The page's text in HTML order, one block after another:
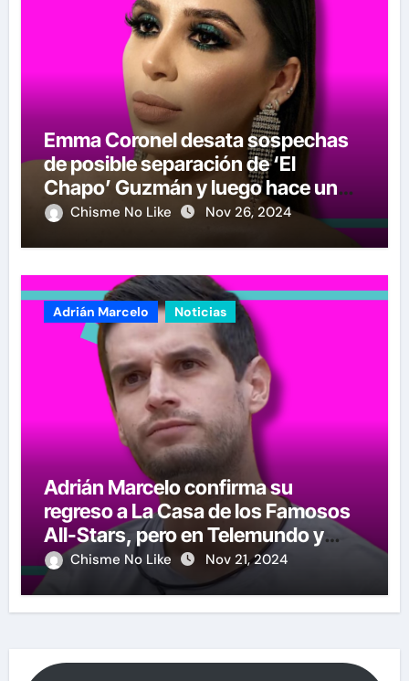
Emma Coronel desata sospechas
de posible separación de ‘El
Chapo’ Guzmán y luego hace un
crucial anuncio
Chisme No Like Nov 26, 2024
Adrián Marcelo Noticias
Adrián Marcelo confirma su
regreso a La Casa de los Famosos
All-Stars, pero en Telemundo y
causa polémica su anuncio
Chisme No Like Nov 21, 2024